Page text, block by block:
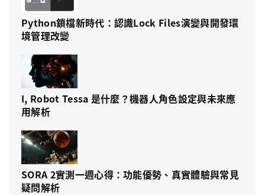
Python鎖檔新時代：認識Lock Files演變與開發環
境管理改變
I, Robot Tessa 是什麼？機器人角色設定與未來應
用解析
SORA 2實測一週心得：功能優勢、真實體驗與常見
疑問解析